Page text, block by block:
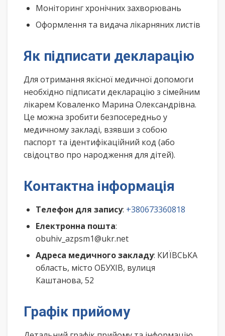
Моніторинг хронічних захворювань
Оформлення та видача лікарняних листів
Як підписати декларацію
Для отримання якісної медичної допомоги
необхідно підписати декларацію з сімейним
лікарем Коваленко Марина Олександрівна.
Це можна зробити безпосередньо у
медичному закладі, взявши з собою
паспорт та ідентифікаційний код (або
свідоцтво про народження для дітей).
Контактна інформація
Телефон для запису: +380673360818
Електронна пошта:
obuhiv_azpsm1@ukr.net
Адреса медичного закладу: КИЇВСЬКА
область, місто ОБУХІВ, вулиця
Каштанова, 52
Графік прийому